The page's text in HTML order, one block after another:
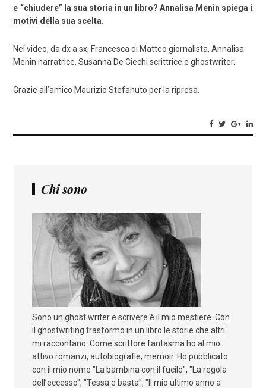
e “chiudere” la sua storia in un libro? Annalisa Menin spiega i
motivi della sua scelta.
Nel video, da dx a sx, Francesca di Matteo giornalista, Annalisa
Menin narratrice, Susanna De Ciechi scrittrice e ghostwriter.
Grazie all’amico Maurizio Stefanuto per la ripresa.
Chi sono
Sono un ghost writer e scrivere è il mio mestiere. Con
il ghostwriting trasformo in un libro le storie che altri
mi raccontano. Come scrittore fantasma ho al mio
attivo romanzi, autobiografie, memoir. Ho pubblicato
con il mio nome "La bambina con il fucile", "La regola
dell’eccesso", "Tessa e basta", "Il mio ultimo anno a